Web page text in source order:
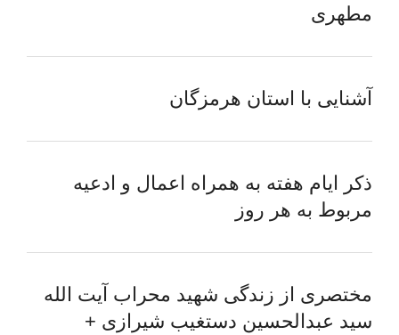
مطهری
آشنایی با استان هرمزگان
ذکر ایام هفته به همراه اعمال و ادعیه
مربوط به هر روز
مختصری از زندگی شهید محراب آیت الله
سید عبدالحسین دستغیب شیرازی +